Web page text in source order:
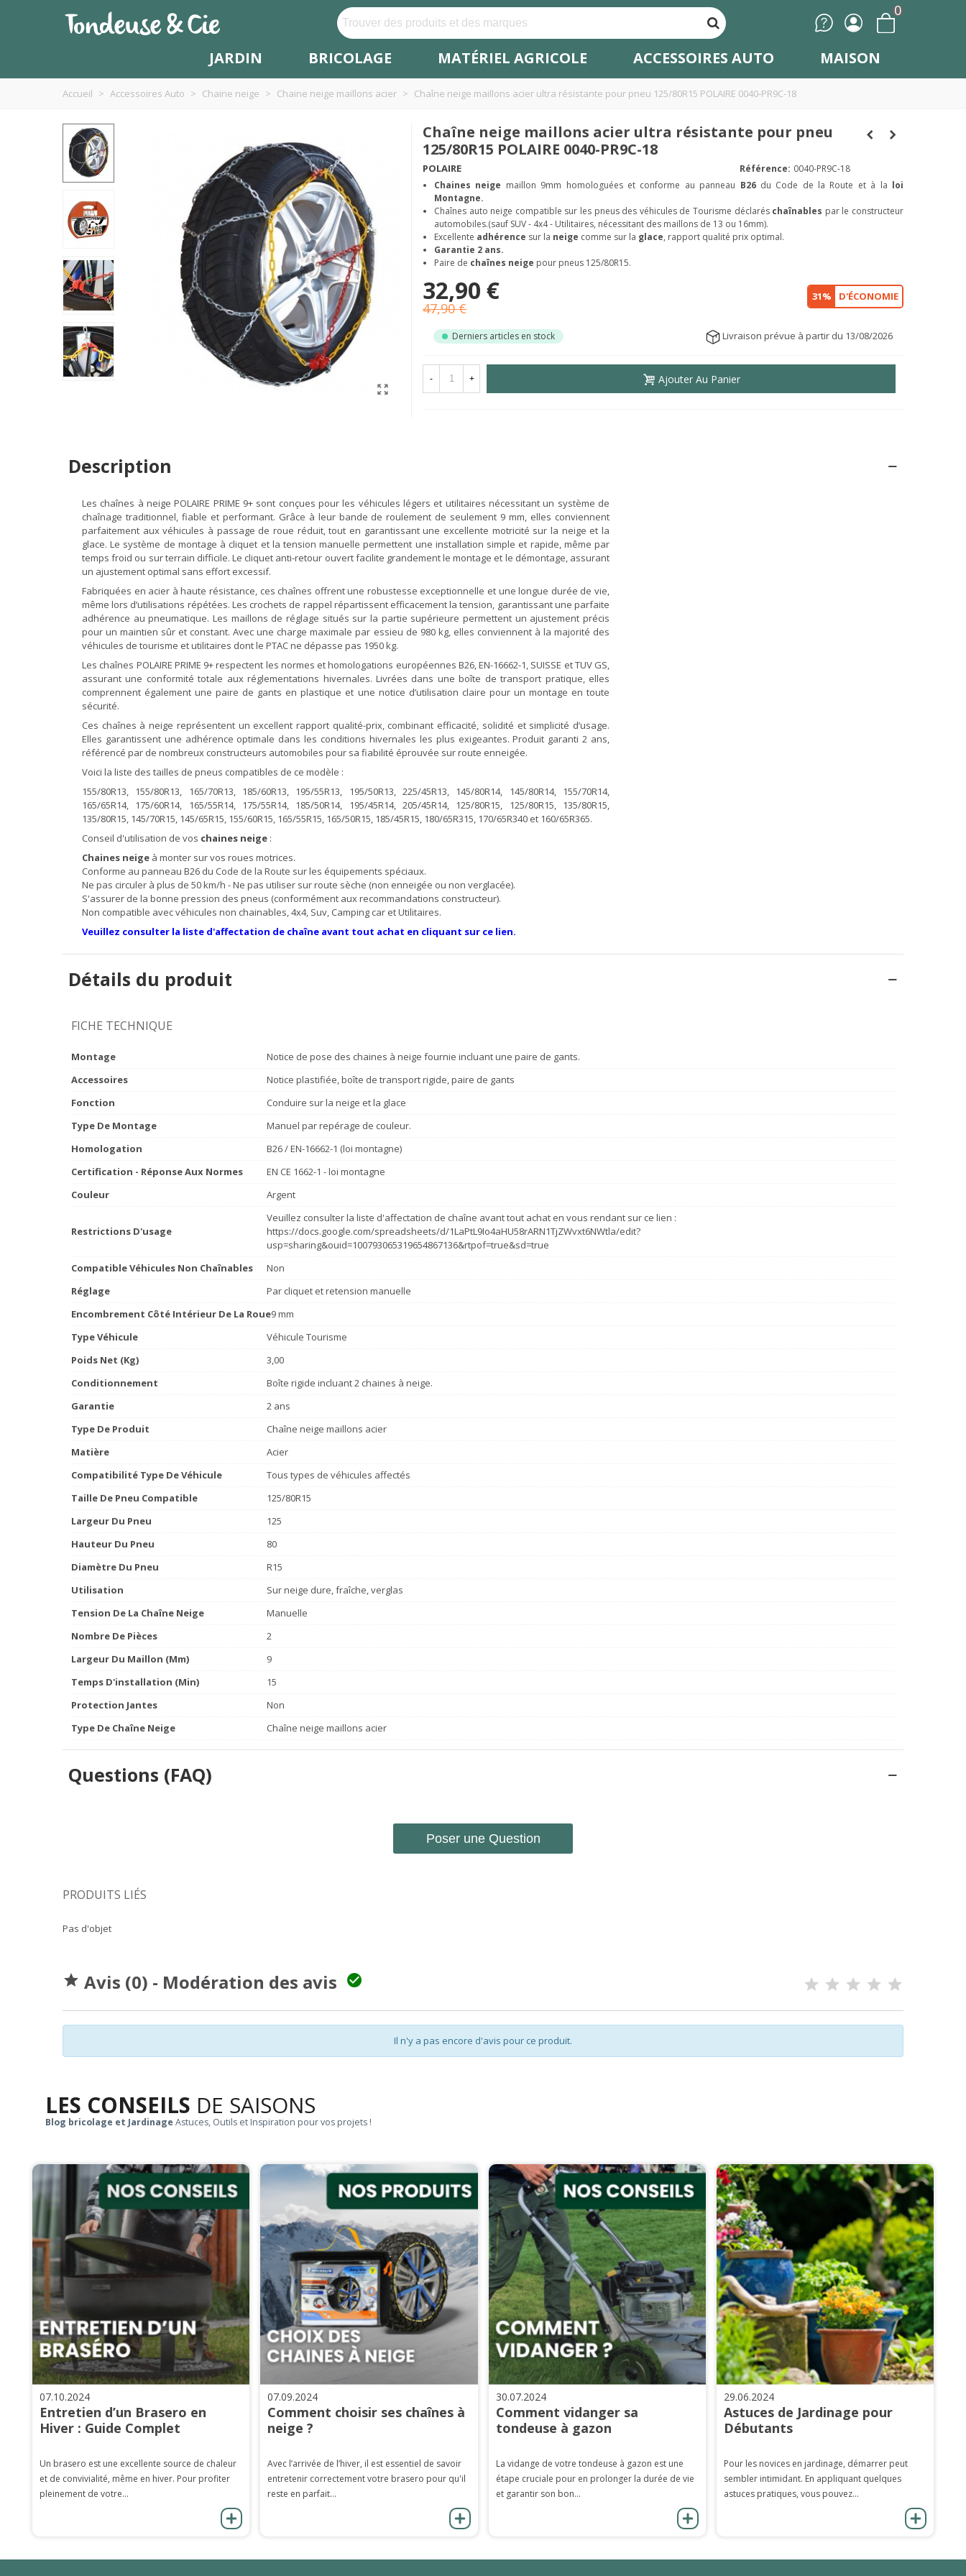
0
JARDIN BRICOLAGE MATÉRIEL AGRICOLE ACCESSOIRES AUTO MAISON
Accueil > Accessoires Auto > Chaine neige > Chaine neige maillons acier > Chaîne neige maillons acier ultra résistante pour pneu 125/80R15 POLAIRE 0040-PR9C-18
Chaîne neige maillons acier ultra résistante pour pneu
125/80R15 POLAIRE 0040-PR9C-18
POLAIRE Référence: 0040-PR9C-18
Chaines neige maillon 9mm homologuées et conforme au panneau B26du Code de la Route et à la loi
Montagne.
Chaînes auto neige compatible sur les pneus des véhicules de Tourisme déclarés chaînables par le constructeur
automobiles.(sauf SUV - 4x4 - Utilitaires, nécessitant des maillons de 13 ou 16mm).
Excellente adhérence sur la neige comme sur la glace, rapport qualité prix optimal.
Garantie 2 ans.
Paire de chaînes neige pour pneus 125/80R15.
32,90 €
47,90 €
31% D'ÉCONOMIE
Derniers articles en stock Livraison prévue à partir du 13/08/2026
- + Ajouter Au Panier
Description
Les chaînes à neige POLAIRE PRIME 9+ sont conçues pour les véhicules légers et utilitaires nécessitant un système de
chaînage traditionnel, fiable et performant. Grâce à leur bande de roulement de seulement 9 mm, elles conviennent
parfaitement aux véhicules à passage de roue réduit, tout en garantissant une excellente motricité sur la neige et la
glace. Le système de montage à cliquet et la tension manuelle permettent une installation simple et rapide, même par
temps froid ou sur terrain difficile. Le cliquet anti-retour ouvert facilite grandement le montage et le démontage, assurant
un ajustement optimal sans effort excessif.
Fabriquées en acier à haute résistance, ces chaînes offrent une robustesse exceptionnelle et une longue durée de vie,
même lors d’utilisations répétées. Les crochets de rappel répartissent efficacement la tension, garantissant une parfaite
adhérence au pneumatique. Les maillons de réglage situés sur la partie supérieure permettent un ajustement précis
pour un maintien sûr et constant. Avec une charge maximale par essieu de 980 kg, elles conviennent à la majorité des
véhicules de tourisme et utilitaires dont le PTAC ne dépasse pas 1950 kg.
Les chaînes POLAIRE PRIME 9+ respectent les normes et homologations européennes B26, EN-16662-1, SUISSE et TUV GS,
assurant une conformité totale aux réglementations hivernales. Livrées dans une boîte de transport pratique, elles
comprennent également une paire de gants en plastique et une notice d’utilisation claire pour un montage en toute
sécurité.
Ces chaînes à neige représentent un excellent rapport qualité-prix, combinant efficacité, solidité et simplicité d’usage.
Elles garantissent une adhérence optimale dans les conditions hivernales les plus exigeantes. Produit garanti 2 ans,
référencé par de nombreux constructeurs automobiles pour sa fiabilité éprouvée sur route enneigée.
Voici la liste des tailles de pneus compatibles de ce modèle :
155/80R13, 155/80R13, 165/70R13, 185/60R13, 195/55R13, 195/50R13, 225/45R13, 145/80R14, 145/80R14, 155/70R14,
165/65R14, 175/60R14, 165/55R14, 175/55R14, 185/50R14, 195/45R14, 205/45R14, 125/80R15, 125/80R15, 135/80R15,
135/80R15, 145/70R15, 145/65R15, 155/60R15, 165/55R15, 165/50R15, 185/45R15, 180/65R315, 170/65R340 et 160/65R365.
Conseil d'utilisation de vos chaines neige :
Chaines neige à monter sur vos roues motrices.
Conforme au panneau B26 du Code de la Route sur les équipements spéciaux.
Ne pas circuler à plus de 50 km/h - Ne pas utiliser sur route sèche (non enneigée ou non verglacée).
S'assurer de la bonne pression des pneus (conformément aux recommandations constructeur).
Non compatible avec véhicules non chainables, 4x4, Suv, Camping car et Utilitaires.
Veuillez consulter la liste d'affectation de chaîne avant tout achat en cliquant sur ce lien.
Détails du produit
FICHE TECHNIQUE
Montage
Notice de pose des chaines à neige fournie incluant une paire de gants.
Accessoires
Notice plastifiée, boîte de transport rigide, paire de gants
Fonction
Conduire sur la neige et la glace
Type De Montage
Manuel par repérage de couleur.
Homologation
B26 / EN-16662-1 (loi montagne)
Certification - Réponse Aux Normes
EN CE 1662-1 - loi montagne
Couleur
Argent
Restrictions D'usage
Veuillez consulter la liste d'affectation de chaîne avant tout achat en vous rendant sur ce lien :
https://docs.google.com/spreadsheets/d/1LaPtL9Io4aHU58rARN1TjZWvxt6NWtla/edit?
usp=sharing&ouid=100793065319654867136&rtpof=true&sd=true
Compatible Véhicules Non Chaînables
Non
Réglage
Par cliquet et retension manuelle
Encombrement Côté Intérieur De La Roue9 mm
Type Véhicule
Véhicule Tourisme
Poids Net (Kg)
3,00
Conditionnement
Boîte rigide incluant 2 chaines à neige.
Garantie
2 ans
Type De Produit
Chaîne neige maillons acier
Matière
Acier
Compatibilité Type De Véhicule
Tous types de véhicules affectés
Taille De Pneu Compatible
125/80R15
Largeur Du Pneu
125
Hauteur Du Pneu
80
Diamètre Du Pneu
R15
Utilisation
Sur neige dure, fraîche, verglas
Tension De La Chaîne Neige
Manuelle
Nombre De Pièces
2
Largeur Du Maillon (mm)
9
Temps D'installation (min)
15
Protection Jantes
Non
Type De Chaîne Neige
Chaîne neige maillons acier
Questions (FAQ)
Poser une Question
PRODUITS LIÉS
Pas d'objet
 Avis (0) - Modération des avis 
Il n'y a pas encore d'avis pour ce produit.
LES CONSEILS DE SAISONS
Blog bricolage et Jardinage Astuces, Outils et Inspiration pour vos projets !
07.10.2024
Entretien d’un Brasero en
Hiver : Guide Complet
Un brasero est une excellente source de chaleur
et de convivialité, même en hiver. Pour profiter
pleinement de votre...
07.09.2024
Comment choisir ses chaînes à
neige ?
Avec l’arrivée de l’hiver, il est essentiel de savoir
entretenir correctement votre brasero pour qu'il
reste en parfait...
30.07.2024
Comment vidanger sa
tondeuse à gazon
La vidange de votre tondeuse à gazon est une
étape cruciale pour en prolonger la durée de vie
et garantir son bon...
29.06.2024
Astuces de Jardinage pour
Débutants
Pour les novices en jardinage, démarrer peut
sembler intimidant. En appliquant quelques
astuces pratiques, vous pouvez...